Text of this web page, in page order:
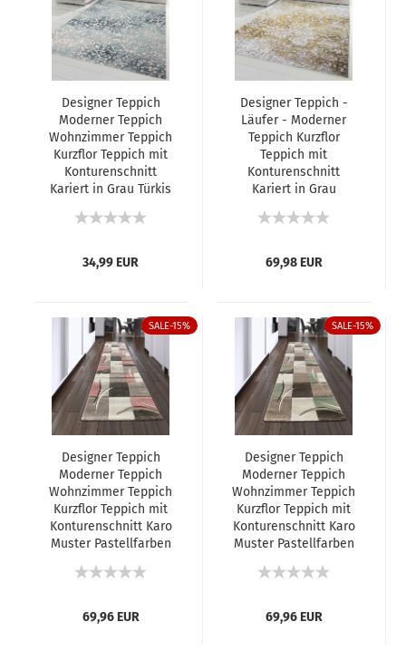
Designer Teppich
Moderner Teppich
Wohnzimmer Teppich
Kurzflor Teppich mit
Konturenschnitt
Kariert in Grau Türkis
34,99 EUR
Designer Teppich -
Läufer - Moderner
Teppich Kurzflor
Teppich mit
Konturenschnitt
Kariert in Grau
69,98 EUR
SALE-15%
Designer Teppich
Moderner Teppich
Wohnzimmer Teppich
Kurzflor Teppich mit
Konturenschnitt Karo
Muster Pastellfarben
Dunkelgrau
69,96 EUR
SALE-15%
Designer Teppich
Moderner Teppich
Wohnzimmer Teppich
Kurzflor Teppich mit
Konturenschnitt Karo
Muster Pastellfarben
Dunkelgrau
69,96 EUR